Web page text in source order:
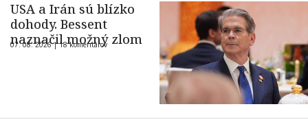
USA a Irán sú blízko
dohody. Bessent
naznačil možný zlom
07. 08. 2026 |18 komentárov